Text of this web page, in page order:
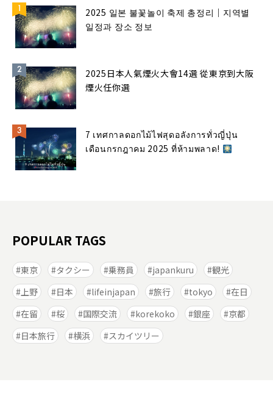
2025 일본 불꽃놀이 축제 총정리｜지역별
일정과 장소 정보
2025日本人氣煙火大會14選 從東京到大阪
煙火任你選
7 เทศกาลดอกไม้ไฟสุดอลังการทั่วญี่ปุ่น
เดือนกรกฎาคม 2025 ที่ห้ามพลาด!
POPULAR TAGS
東京 タクシー 乗務員 japankuru
観光
上野
日本 lifeinjapan 旅行 tokyo
在日
在留
桜 国際交流 korekoko 銀座
京都
日本旅行
横浜 スカイツリー